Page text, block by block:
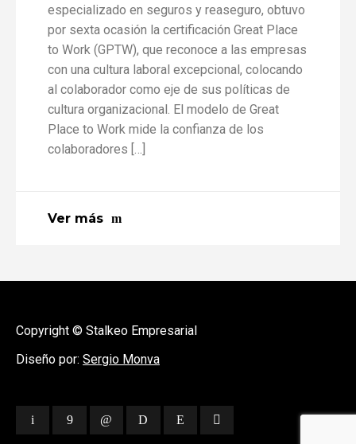
especializado en seguros y reaseguro, obtuvo
por sexta ocasión la certificación Great Place
to Work (GPTW), que reconoce a las empresas
con una cultura laboral excepcional, colocando
al colaborador como eje de sus políticas de
cultura organizacional. El modelo de Great
Place to Work mide la confianza de los
colaboradores […]
Ver más
Copyright © Stalkeo Empresarial
Diseño por: Sergio Monva